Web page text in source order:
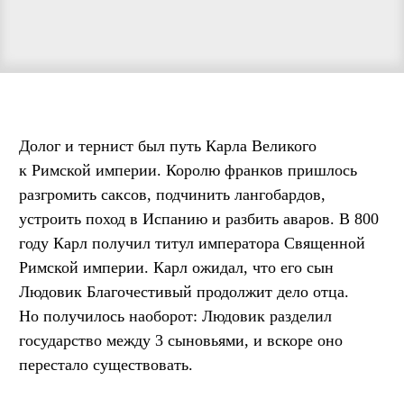
Долог и тернист был путь Карла Великого
к Римской империи. Королю франков пришлось
разгромить саксов, подчинить лангобардов,
устроить поход в Испанию и разбить аваров. В 800
году Карл получил титул императора Священной
Римской империи. Карл ожидал, что его сын
Людовик Благочестивый продолжит дело отца.
Но получилось наоборот: Людовик разделил
государство между 3 сыновьями, и вскоре оно
перестало существовать.